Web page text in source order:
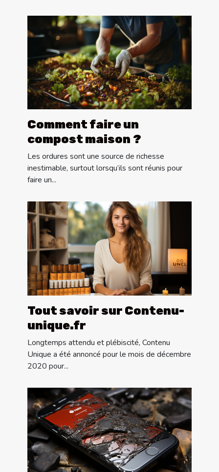
Comment faire un
compost maison ?
Les ordures sont une source de richesse
inestimable, surtout lorsqu’ils sont réunis pour
faire un...
Tout savoir sur Contenu-
unique.fr
Longtemps attendu et plébiscité, Contenu
Unique a été annoncé pour le mois de décembre
2020 pour...